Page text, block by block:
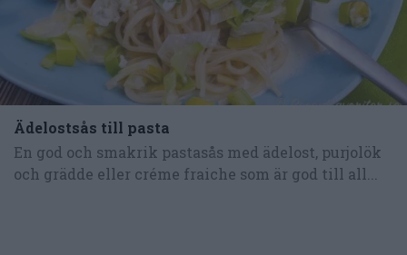
Ädelostsås till pasta
En god och smakrik pastasås med ädelost, purjolök
och grädde eller créme fraiche som är god till all...